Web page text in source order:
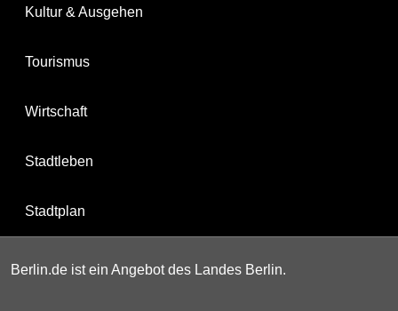
Kultur & Ausgehen
Tourismus
Wirtschaft
Stadtleben
Stadtplan
Berlin.de ist ein Angebot des Landes Berlin.